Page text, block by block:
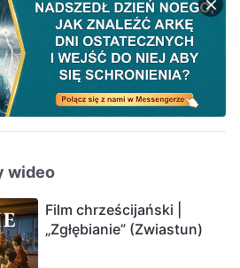
wideo
Film chrześcijański |
„Zgłębianie” (Zwiastun)